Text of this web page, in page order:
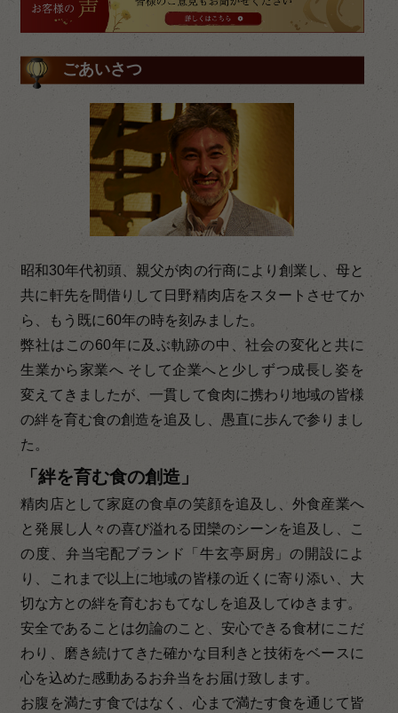
ごあいさつ
昭和30年代初頭、親父が肉の行商により創業し、母と
共に軒先を間借りして日野精肉店をスタートさせてか
ら、もう既に60年の時を刻みました。
弊社はこの60年に及ぶ軌跡の中、社会の変化と共に
生業から家業へ そして企業へと少しずつ成長し姿を
変えてきましたが、一貫して食肉に携わり地域の皆様
の絆を育む食の創造を追及し、愚直に歩んで参りまし
た。
「絆を育む食の創造」
精肉店として家庭の食卓の笑顔を追及し、外食産業へ
と発展し人々の喜び溢れる団欒のシーンを追及し、こ
の度、弁当宅配ブランド「牛玄亭厨房」の開設によ
り、これまで以上に地域の皆様の近くに寄り添い、大
切な方との絆を育むおもてなしを追及してゆきます。
安全であることは勿論のこと、安心できる食材にこだ
わり、磨き続けてきた確かな目利きと技術をベースに
心を込めた感動あるお弁当をお届け致します。
お腹を満たす食ではなく、心まで満たす食を通じて皆